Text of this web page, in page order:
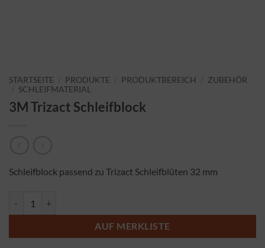
STARTSEITE PRODUKTE PRODUKTBEREICH
ZUBEHÖR
SCHLEIFMATERIAL
3M Trizact Schleifblock
Schleifblock passend zu Trizact Schleifblüten 32 mm
AUF MERKLISTE